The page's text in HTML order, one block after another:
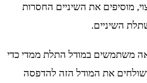
מוסיפים את השיניים החסרות
השיניים.
משתמשים במודל התלת ממדי כדי
את המודל הזה להדפסה